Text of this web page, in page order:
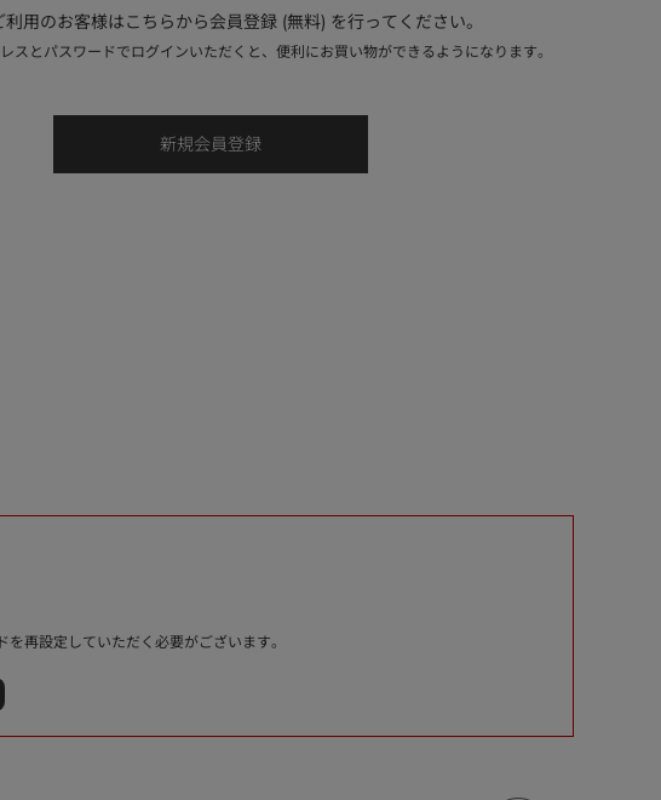
用のお客様はこちらから会員登録 (無料) を行ってください。
スとパスワードでログインいただくと、便利にお買い物ができるようになります。
再設定していただく必要がございます。